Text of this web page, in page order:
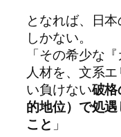
となれば、日
しかない。
「その希少な
人材を、文系
い負けない破
的地位）で処
こと 」